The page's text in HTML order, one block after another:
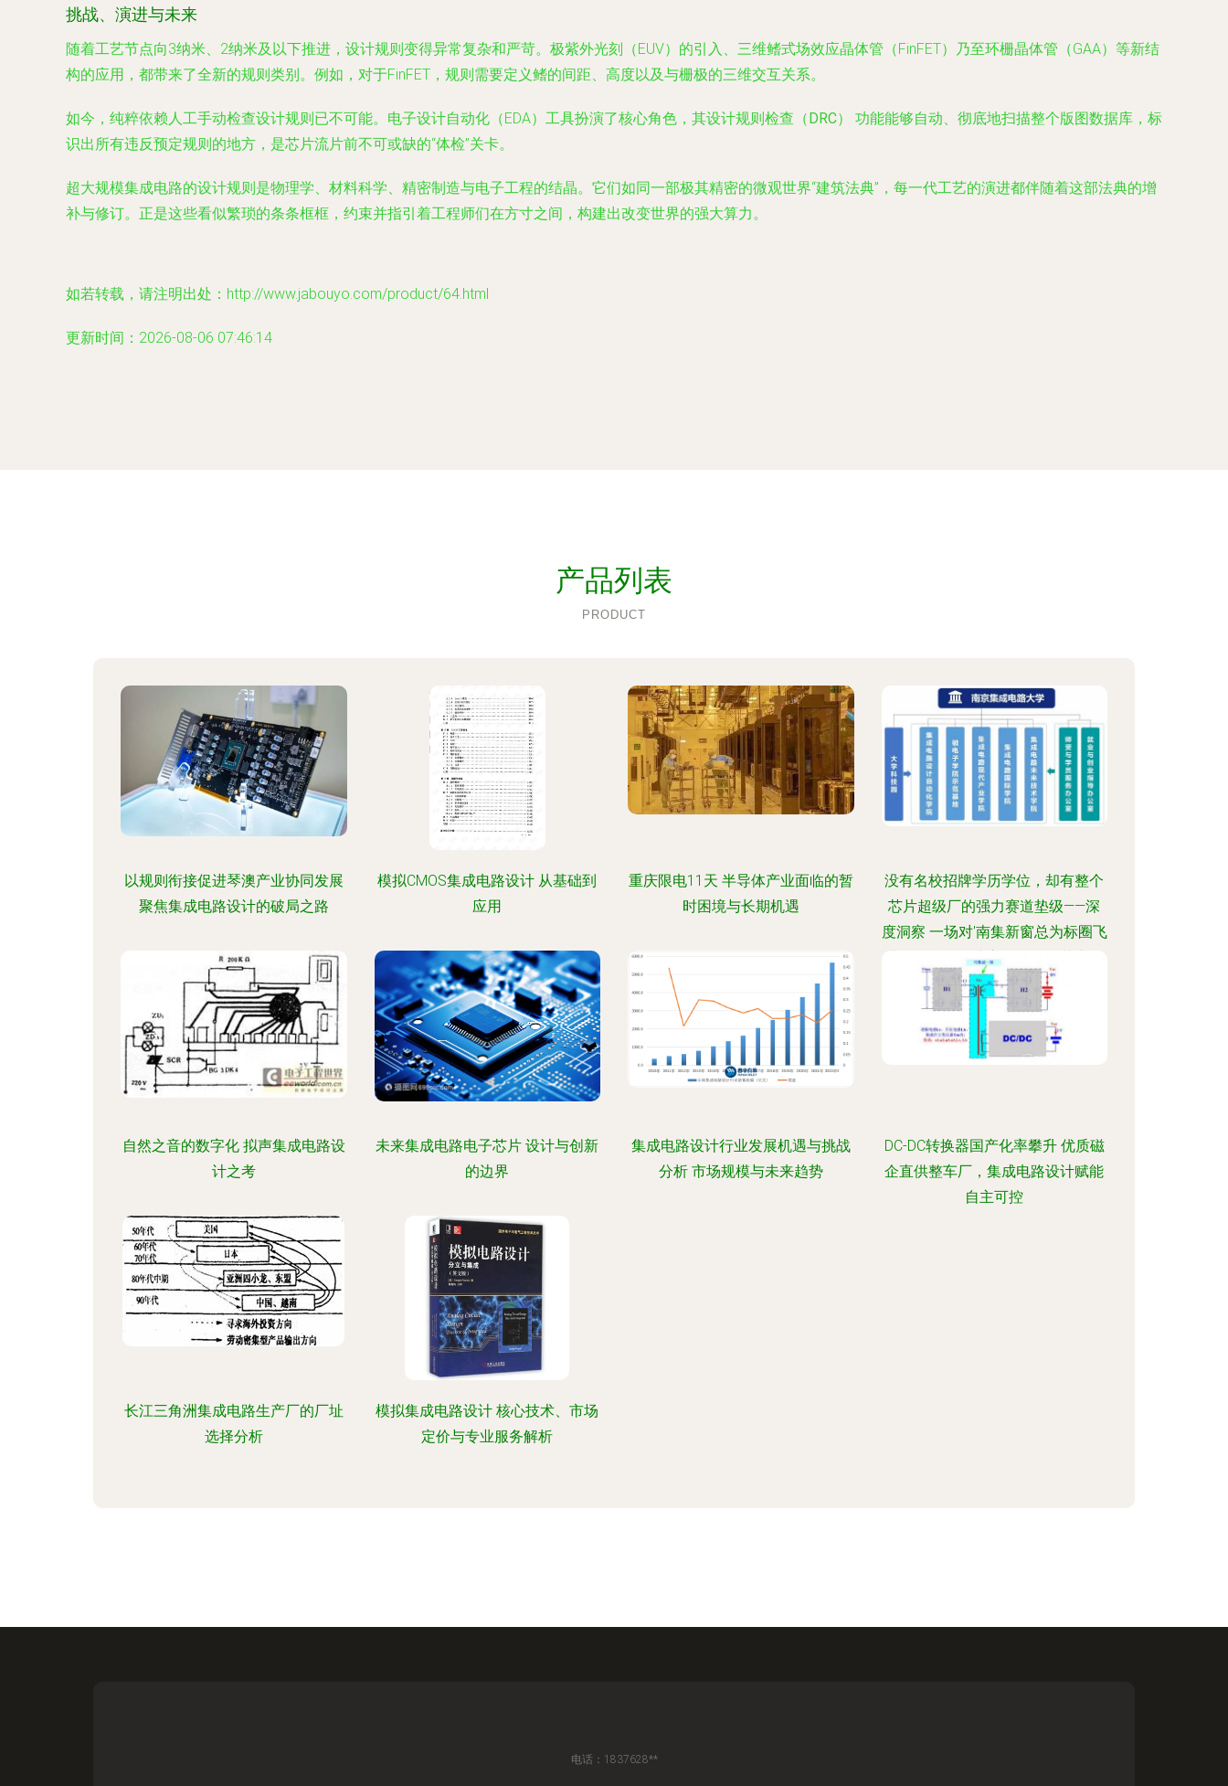
挑战、演进与未来
随着工艺节点向3纳米、2纳米及以下推进，设计规则变得异常复杂和严苛。极紫外光刻（EUV）的引入、三维鳍式场效应晶体管（FinFET）乃至环栅晶体管（GAA）等新结
构的应用，都带来了全新的规则类别。例如，对于FinFET，规则需要定义鳍的间距、高度以及与栅极的三维交互关系。
如今，纯粹依赖人工手动检查设计规则已不可能。电子设计自动化（EDA）工具扮演了核心角色，其设计规则检查（DRC）
功能能够自动、彻底地扫描整个版图数据库，标
识出所有违反预定规则的地方，是芯片流片前不可或缺的“体检”关卡。
超大规模集成电路的设计规则是物理学、材料科学、精密制造与电子工程的结晶。它们如同一部极其精密的微观世界“建筑法典”，每一代工艺的演进都伴随着这部法典的增
补与修订。正是这些看似繁琐的条条框框，约束并指引着工程师们在方寸之间，构建出改变世界的强大算力。
如若转载，请注明出处：http://www.jabouyo.com/product/64.html
更新时间：2026-08-06 07:46:14
产品列表
PRODUCT
以规则衔接促进琴澳产业协同发展
聚焦集成电路设计的破局之路
模拟CMOS集成电路设计 从基础到
应用
重庆限电11天 半导体产业面临的暂
时困境与长期机遇
没有名校招牌学历学位，却有整个
芯片超级厂的强力赛道垫级——深
度洞察 一场对'南集新窗总为标圈飞
塔场的融合合成高好学位铸基底攻
态同层打制未来IC帝业刻进的微观
揭秘芯片功区单元组装夹链
自然之音的数字化 拟声集成电路设
计之考
未来集成电路电子芯片 设计与创新
的边界
集成电路设计行业发展机遇与挑战
分析 市场规模与未来趋势
DC-DC转换器国产化率攀升 优质磁
企直供整车厂，集成电路设计赋能
自主可控
长江三角洲集成电路生产厂的厂址
选择分析
模拟集成电路设计 核心技术、市场
定价与专业服务解析
电话：1837628**